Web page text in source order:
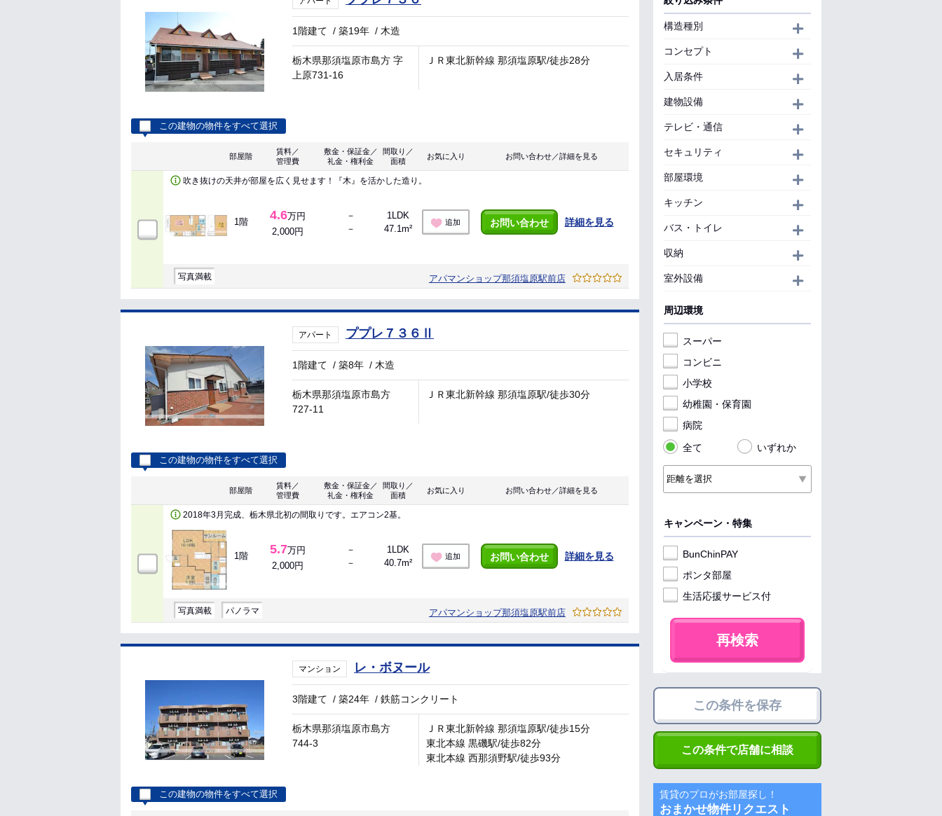
1階建て /築19年 / 木造
栃木県那須塩原市島方 字
上原731-16
ＪＲ東北新幹線 那須塩原駅/徒歩28分
この建物の物件をすべて選択
部屋階
賃料／
管理費
敷金・保証金／
礼金・権利金
間取り／
面積
お気に入り お問い合わせ／詳細を見る
吹き抜けの天井が部屋を広く見せます！『木』を活かした造り。
1階 4.6万円
2,000円
－
－
1LDK
47.1m²
追加 お問い合わせ 詳細を見る
写真満載 アパマンショップ那須塩原駅前店
アパート ププレ７３６Ⅱ
1階建て /築8年 / 木造
栃木県那須塩原市島方
727-11
ＪＲ東北新幹線 那須塩原駅/徒歩30分
この建物の物件をすべて選択
部屋階
賃料／
管理費
敷金・保証金／
礼金・権利金
間取り／
面積
お気に入り お問い合わせ／詳細を見る
2018年3月完成、栃木県北初の間取りです。エアコン2基。
1階 5.7万円
2,000円
－
－
1LDK
40.7m²
追加 お問い合わせ 詳細を見る
写真満載 パノラマ アパマンショップ那須塩原駅前店
マンション レ・ボヌール
3階建て /築24年 /鉄筋コンクリート
栃木県那須塩原市島方
744-3
ＪＲ東北新幹線 那須塩原駅/徒歩15分
東北本線 黒磯駅/徒歩82分
東北本線 西那須野駅/徒歩93分
この建物の物件をすべて選択
構造種別
コンセプト
入居条件
建物設備
テレビ・通信
セキュリティ
部屋環境
キッチン
バス・トイレ
収納
室外設備
周辺環境
スーパー
コンビニ
小学校
幼稚園・保育園
病院
全て
いずれか
キャンペーン・特集
BunChinPAY
ポンタ部屋
生活応援サービス付
再検索
この条件を保存
この条件で店舗に相談
賃貸のプロがお部屋探し！
おまかせ物件リクエスト